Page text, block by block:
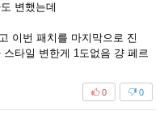
변했는데
이번 패치를 마지막으로 진
타일 변한게 1도없음 걍 페르
0
0